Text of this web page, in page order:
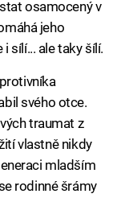
osamocený v
jeho
sílí... ale taky šílí.
svého otce.
traumat z
vlastně nikdy
mladším
rodinné šrámy